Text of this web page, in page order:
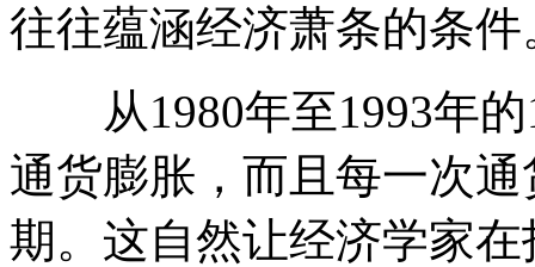
往往蕴涵经济萧条的条件
从1980年至1993年的
通货膨胀，而且每一次
期。这自然让经济学家